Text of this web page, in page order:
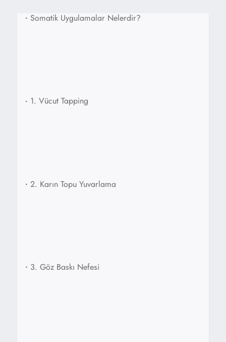
• Somatik Uygulamalar Nelerdir?
• 1. Vücut Tapping
• 2. Karın Topu Yuvarlama
• 3. Göz Baskı Nefesi